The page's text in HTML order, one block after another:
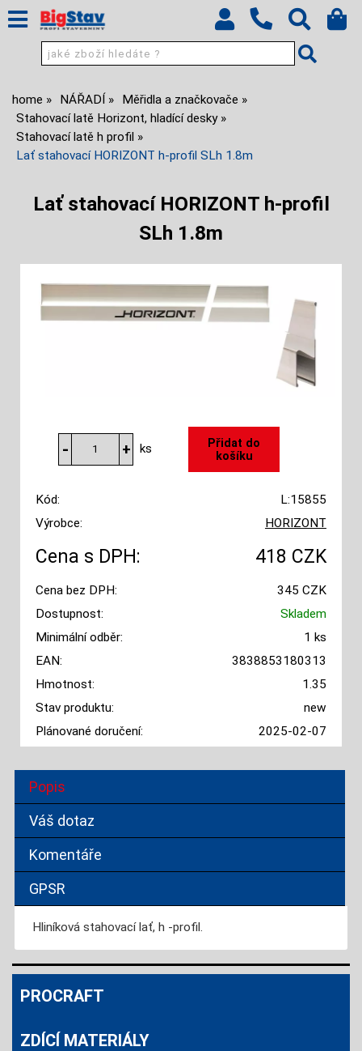
home NÁŘADÍ
Měřidla a značkovače
Stahovací latě Horizont, hladící desky
Stahovací latě h profil
Lať stahovací HORIZONT h-profil SLh 1.8m
Lať stahovací HORIZONT h-profil
SLh 1.8m
ks
Kód:
L:15855
Výrobce:
HORIZONT
Cena s DPH: 418 CZK
Cena bez DPH:
345 CZK
Dostupnost:
Skladem
Minimální odběr:
1 ks
EAN:
3838853180313
Hmotnost:
1.35
Stav produktu:
new
Plánované doručení:
2025-02-07
Popis
Váš dotaz
Komentáře
GPSR
Hliníková stahovací lať, h -profil.
PROCRAFT
ZDÍCÍ MATERIÁLY